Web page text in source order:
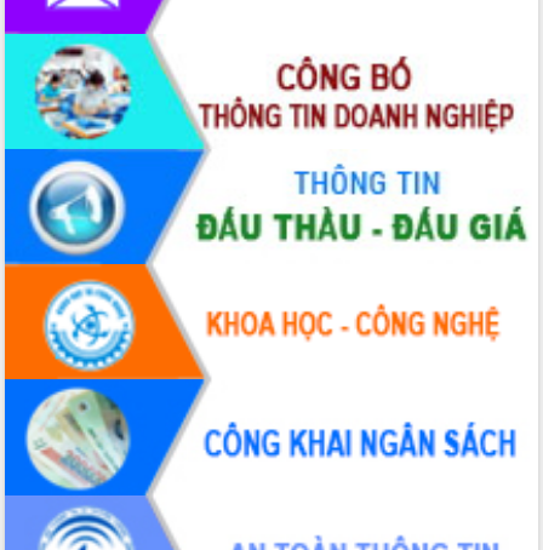
Xã Ea Phê gắn cải cách hành chính với
chuyển đổi số
Phó Chủ tịch Thường trực UBND tỉnh
Hồ Thị Nguyên Thảo làm việc tại Trung
tâm Phục vụ hành chính công xã Ea
Phê
Xây dựng nền hành chính số đồng
hành cùng nông dân dân, doanh nghiệp
Giai đoạn 2026-2030, Đắk Lắk phấn
đấu có 77% xã đạt chuẩn nông thôn
mới
Chuyển đổi số 'mở đường' cho nông
nghiệp Đắk Lắk tăng trưởng bứt phá
Triển khai đồng bộ đo đạc, lập hồ sơ
địa chính, hoàn thiện cơ sở dữ liệu đất
đai
Ứng dụng sinh trắc học - Bước tiến
trong hành trình chuyển đổi số tại Đắk
Lắk
Đắk Lắk nâng cao hiệu quả công tác
Đảng từ Sổ tay đảng viên điện tử